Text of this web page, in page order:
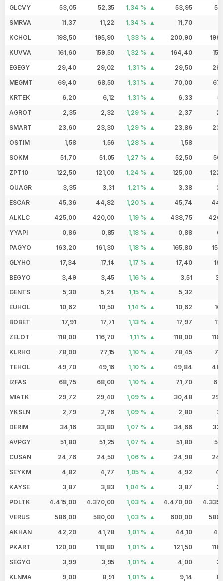
GLCVY
53,05 52,35 1,34 % 53,95
SMRVA
11,37 11,22 1,34 % 11,70
KCHOL
198,50 195,90 1,33 % 200,90
KUVVA
161,60 159,50 1,32 % 164,40
EGEGY
29,40 29,02 1,31 % 29,50
MEGMT
69,40 68,50 1,31 % 70,00
KRTEK
6,20 6,12 1,31 % 6,33
AGROT
2,35 2,32 1,29 % 2,37
SMART
23,60 23,30 1,29 % 23,86
OSTIM
1,58 1,56 1,28 % 1,58
SOKM
51,70 51,05 1,27 % 52,50
ZPT10
122,50 121,00 1,24 % 125,00
QUAGR
3,35 3,31 1,21 % 3,38
ESCAR
45,36 44,82 1,20 % 45,74
ALKLC
425,00 420,00 1,19 % 438,75
YYAPI
0,86 0,85 1,18 % 0,88
PAGYO
163,20 161,30 1,18 % 165,80
GLYHO
17,34 17,14 1,17 % 17,40
BEGYO
3,49 3,45 1,16 % 3,51
GENTS
5,30 5,24 1,15 % 5,32
EUHOL
10,62 10,50 1,14 % 10,62
BOBET
17,91 17,71 1,13 % 17,97
ZELOT
118,00 116,70 1,11 % 118,00
KLRHO
78,00 77,15 1,10 % 78,45
TEHOL
49,70 49,16 1,10 % 49,84
IZFAS
68,75 68,00 1,10 % 71,70
MIATK
29,72 29,40 1,09 % 30,48
YKSLN
2,79 2,76 1,09 % 2,80
DERIM
34,16 33,80 1,07 % 34,66
AVPGY
51,80 51,25 1,07 % 51,80
CUSAN
24,76 24,50 1,06 % 24,98
SEYKM
4,82 4,77 1,05 % 4,92
KAYSE
3,87 3,83 1,04 % 3,87
POLTK
4.415,00 4.370,00 1,03 % 4.470,00
VERUS
586,00 580,00 1,03 % 600,00
AKHAN
42,20 41,78 1,01 % 44,10
PKART
120,00 118,80 1,01 % 121,50
SEGYO
3,99 3,95 1,01 % 4,00
KLNMA
9,00 8,91 1,01 % 9,14